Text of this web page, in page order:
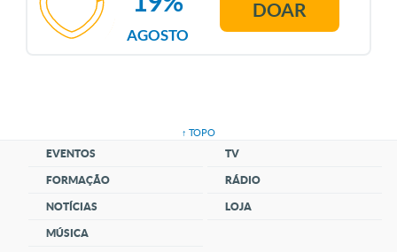
AGOSTO
DOAR
↑ TOPO
EVENTOS
FORMAÇÃO
NOTÍCIAS
MÚSICA
TV
RÁDIO
LOJA